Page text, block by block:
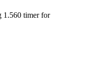
1.560 timer for